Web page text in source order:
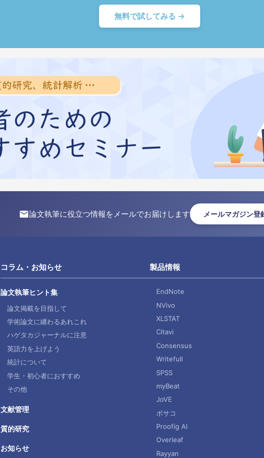
無料で試してみる →
論文執筆に役立つ情報をメールでお届けします メールマガジン登
コラム・お知らせ
論文執筆ヒント集
論文掲載を目指して
学術論文に纏わるあれこれ
ハゲタカジャーナルに注意
英語力を上げよう
統計について
学生・初心者におすすめ
その他
文献管理
質的研究
お知らせ
製品情報
EndNote
NVivo
XLSTAT
Citavi
Consensus
Writefull
SPSS
myBeat
JoVE
ポサコ
Proofig AI
Overleaf
Rayyan